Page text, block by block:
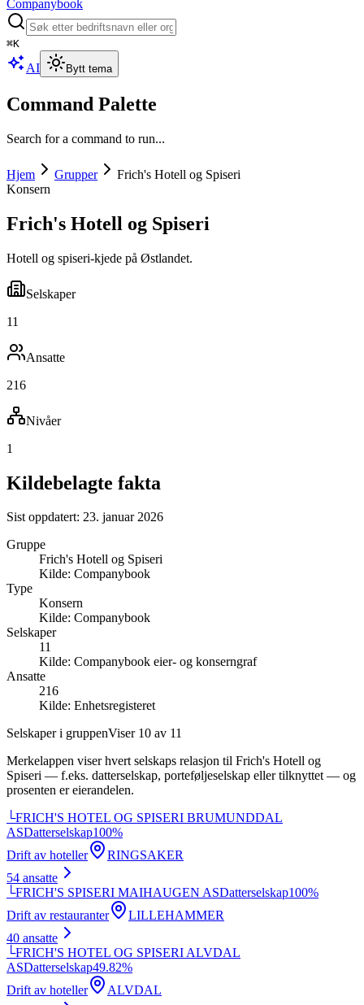
Companybook
⌘K
AI Bytt tema
Command Palette
Search for a command to run...
Hjem Grupper
Frich's Hotell og Spiseri
Konsern
Frich's Hotell og Spiseri
Hotell og spiseri-kjede på Østlandet.
Selskaper
11
Ansatte
216
Nivåer
1
Kildebelagte fakta
Sist oppdatert: 23. januar 2026
Gruppe
Frich's Hotell og Spiseri
Kilde: Companybook
Type
Konsern
Kilde: Companybook
Selskaper
11
Kilde: Companybook eier- og konserngraf
Ansatte
216
Kilde: Enhetsregisteret
Selskaper i gruppenViser 10 av 11
Merkelappen viser hvert selskaps relasjon til Frich's Hotell og
Spiseri — f.eks. datterselskap, porteføljeselskap eller tilknyttet — og
prosenten er eierandelen.
└FRICH'S HOTEL OG SPISERI BRUMUNDDAL
ASDatterselskap100%
Drift av hoteller
RINGSAKER
54 ansatte
└FRICH'S SPISERI MAIHAUGEN ASDatterselskap100%
Drift av restauranter
LILLEHAMMER
40 ansatte
└FRICH'S HOTEL OG SPISERI ALVDAL
ASDatterselskap49.82%
Drift av hoteller
ALVDAL